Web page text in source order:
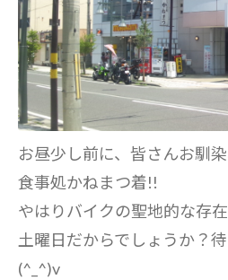
お昼少し前に、皆さんお馴
食事処かねまつ着!!
やはりバイクの聖地的な存
土曜日だからでしょうか？
(^_^)v